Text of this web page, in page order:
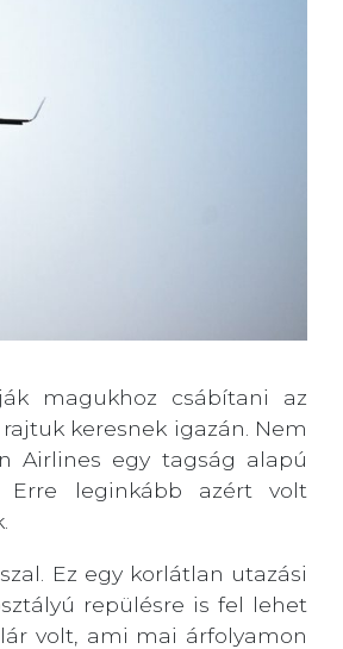
magukhoz csábítani az
keresnek igazán. Nem
Airlines egy tagság alapú
Erre leginkább azért volt
Ez egy korlátlan utazási
repülésre is fel lehet
volt, ami mai árfolyamon